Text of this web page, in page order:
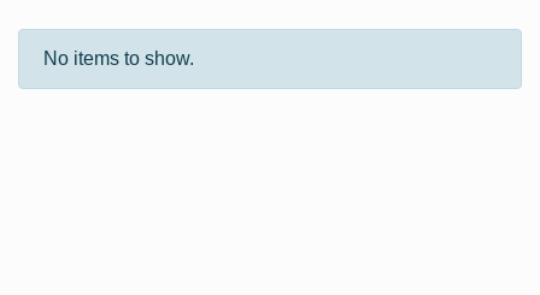
No items to show.